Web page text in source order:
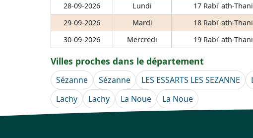
28-09-2026
Lundi 17 Rabiʿ ath-
29-09-2026
Mardi 18 Rabiʿ ath-
30-09-2026
Mercredi 19 Rabiʿ ath-
Villes proches dans le département
Sézanne Sézanne LES ESSARTS LES SEZANNE
Lachy
Lachy La Noue La Noue